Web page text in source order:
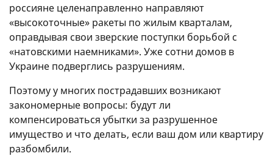
россияне целенаправленно направляют
«высокоточные» ракеты по жилым кварталам,
оправдывая свои зверские поступки борьбой с
«натовскими наемниками». Уже сотни домов в
Украине подверглись разрушениям.
Поэтому у многих пострадавших возникают
закономерные вопросы: будут ли
компенсироваться убытки за разрушенное
имущество и что делать, если ваш дом или квартиру
разбомбили.